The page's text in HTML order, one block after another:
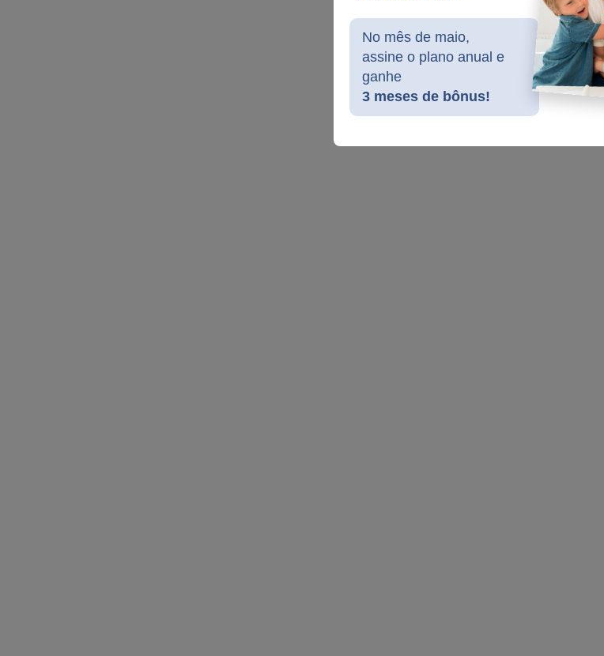
No mês de maio,
assine o plano anual e
ganhe
3 meses de bônus!